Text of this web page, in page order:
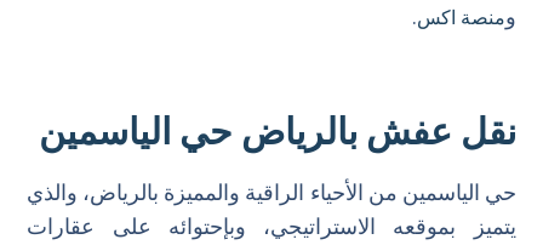
ومنصة اكس.
نقل عفش بالرياض حي الياسمين
حي الياسمين من الأحياء الراقية والمميزة بالرياض، والذي
يتميز بموقعه الاستراتيجي، وبإحتوائه على عقارات